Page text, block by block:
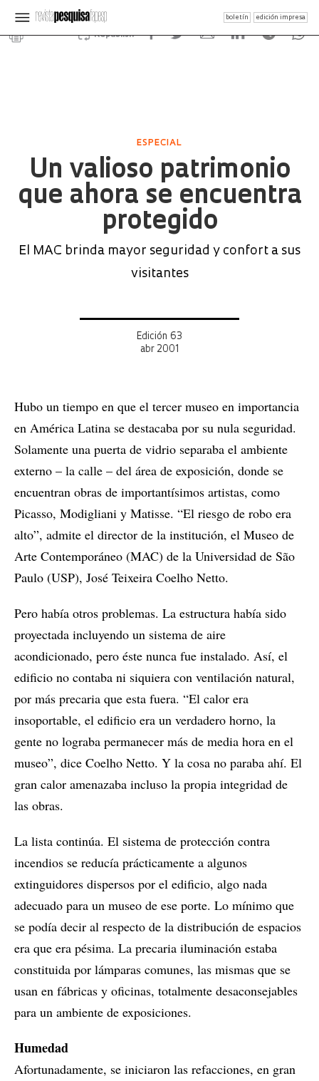
boletín edición impresa
Republish
ESPECIAL
Un valioso patrimonio
que ahora se encuentra
protegido
El MAC brinda mayor seguridad y confort a sus
visitantes
Edición 63
abr 2001
Hubo un tiempo en que el tercer museo en importancia
en América Latina se destacaba por su nula seguridad.
Solamente una puerta de vidrio separaba el ambiente
externo – la calle – del área de exposición, donde se
encuentran obras de importantísimos artistas, como
Picasso, Modigliani y Matisse. “El riesgo de robo era
alto”, admite el director de la institución, el Museo de
Arte Contemporáneo (MAC) de la Universidad de São
Paulo (USP), José Teixeira Coelho Netto.
Pero había otros problemas. La estructura había sido
proyectada incluyendo un sistema de aire
acondicionado, pero éste nunca fue instalado. Así, el
edificio no contaba ni siquiera con ventilación natural,
por más precaria que esta fuera. “El calor era
insoportable, el edificio era un verdadero horno, la
gente no lograba permanecer más de media hora en el
museo”, dice Coelho Netto. Y la cosa no paraba ahí. El
gran calor amenazaba incluso la propia integridad de
las obras.
La lista continúa. El sistema de protección contra
incendios se reducía prácticamente a algunos
extinguidores dispersos por el edificio, algo nada
adecuado para un museo de ese porte. Lo mínimo que
se podía decir al respecto de la distribución de espacios
era que era pésima. La precaria iluminación estaba
constituida por lámparas comunes, las mismas que se
usan en fábricas y oficinas, totalmente desaconsejables
para un ambiente de exposiciones.
Humedad
Afortunadamente, se iniciaron las refacciones, en gran